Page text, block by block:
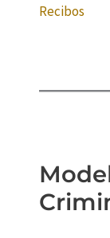
Recibos